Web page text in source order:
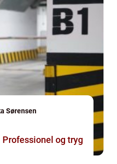
Sørensen
og tryg